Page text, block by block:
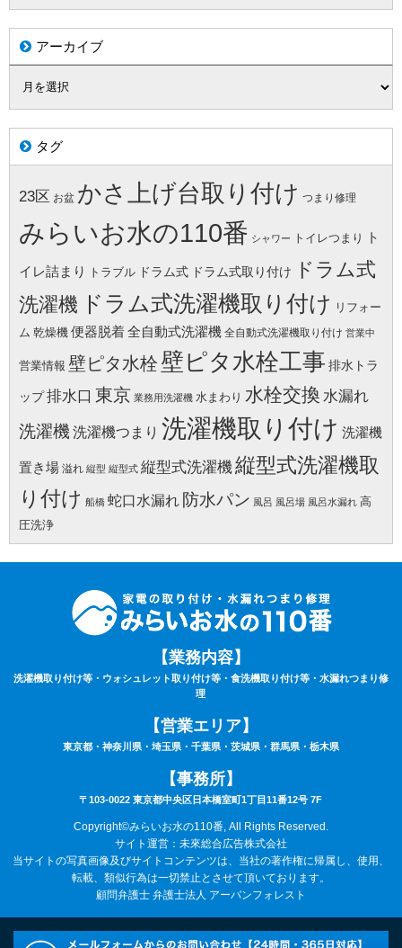
アーカイブ
タグ
23区 お盆 かさ上げ台取り付け つまり修理
みらいお水の110番 シャワー トイレつまり ト
イレ詰まり トラブル ドラム式 ドラム式取り付け
ドラム式
洗濯機 ドラム式洗濯機取り付け リフォー
ム 乾燥機 便器脱着全自動式洗濯機 全自動式洗濯機取り付け 営業中
営業情報 壁ピタ水栓 壁ピタ水栓工事 排水トラ
ップ排水口 東京 業務用洗濯機 水まわり 水栓交換 水漏れ
洗濯機 洗濯機つまり 洗濯機取り付け 洗濯機
置き場 溢れ 縦型 縦型式 縦型式洗濯機 縦型式洗濯機取
り付け 船橋 蛇口水漏れ 防水パン 風呂 風呂場 風呂水漏れ 高
圧洗浄
【業務内容】
洗濯機取り付け等・ウォシュレット取り付け等・食洗機取り付け等・水漏れつまり修
理
【営業エリア】
東京都・神奈川県・埼玉県・千葉県・茨城県・群馬県・栃木県
【事務所】
〒103-0022 東京都中央区日本橋室町1丁目11番12号 7F
Copyright©みらいお水の110番, All Rights Reserved.
サイト運営：未來総合広告株式会社
当サイトの写真画像及びサイトコンテンツは、当社の著作権に帰属し、使用、
転載、類似行為は一切禁止とさせて頂いております。
顧問弁護士 弁護士法人 アーバンフォレスト